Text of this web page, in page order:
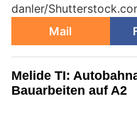
danler/
Mail
Melide TI:
Bauarbeiten auf A2